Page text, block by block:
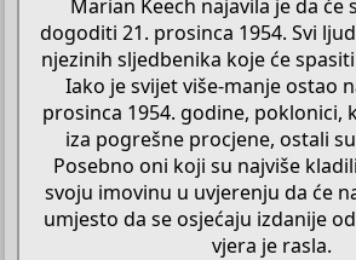
Marian Keech najavila je da će
dogoditi 21. prosinca 1954. Svi
njezinih sljedbenika koje će
Iako je svijet više-manje ostao
prosinca 1954. godine, poklonici,
iza pogrešne procjene, ostali
Posebno oni koji su najviše
svoju imovinu u uvjerenju da će
umjesto da se osjećaju izdanije
vjera je rasla.